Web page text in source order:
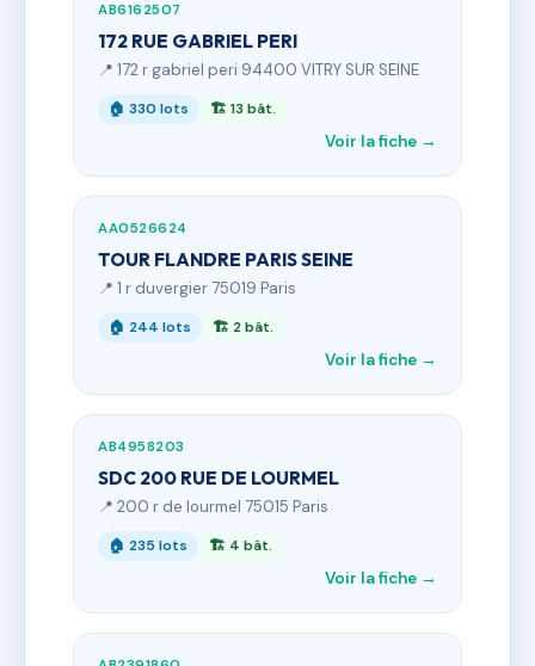
AB6162507
172 RUE GABRIEL PERI
📍 172 r gabriel peri 94400 VITRY SUR SEINE
🏠 330 lots 🏗 13 bât.
Voir la fiche →
AA0526624
TOUR FLANDRE PARIS SEINE
📍 1 r duvergier 75019 Paris
🏠 244 lots 🏗 2 bât.
Voir la fiche →
AB4958203
SDC 200 RUE DE LOURMEL
📍 200 r de lourmel 75015 Paris
🏠 235 lots 🏗 4 bât.
Voir la fiche →